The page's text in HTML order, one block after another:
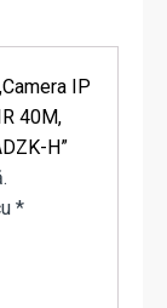
IP
40M,
H”
*